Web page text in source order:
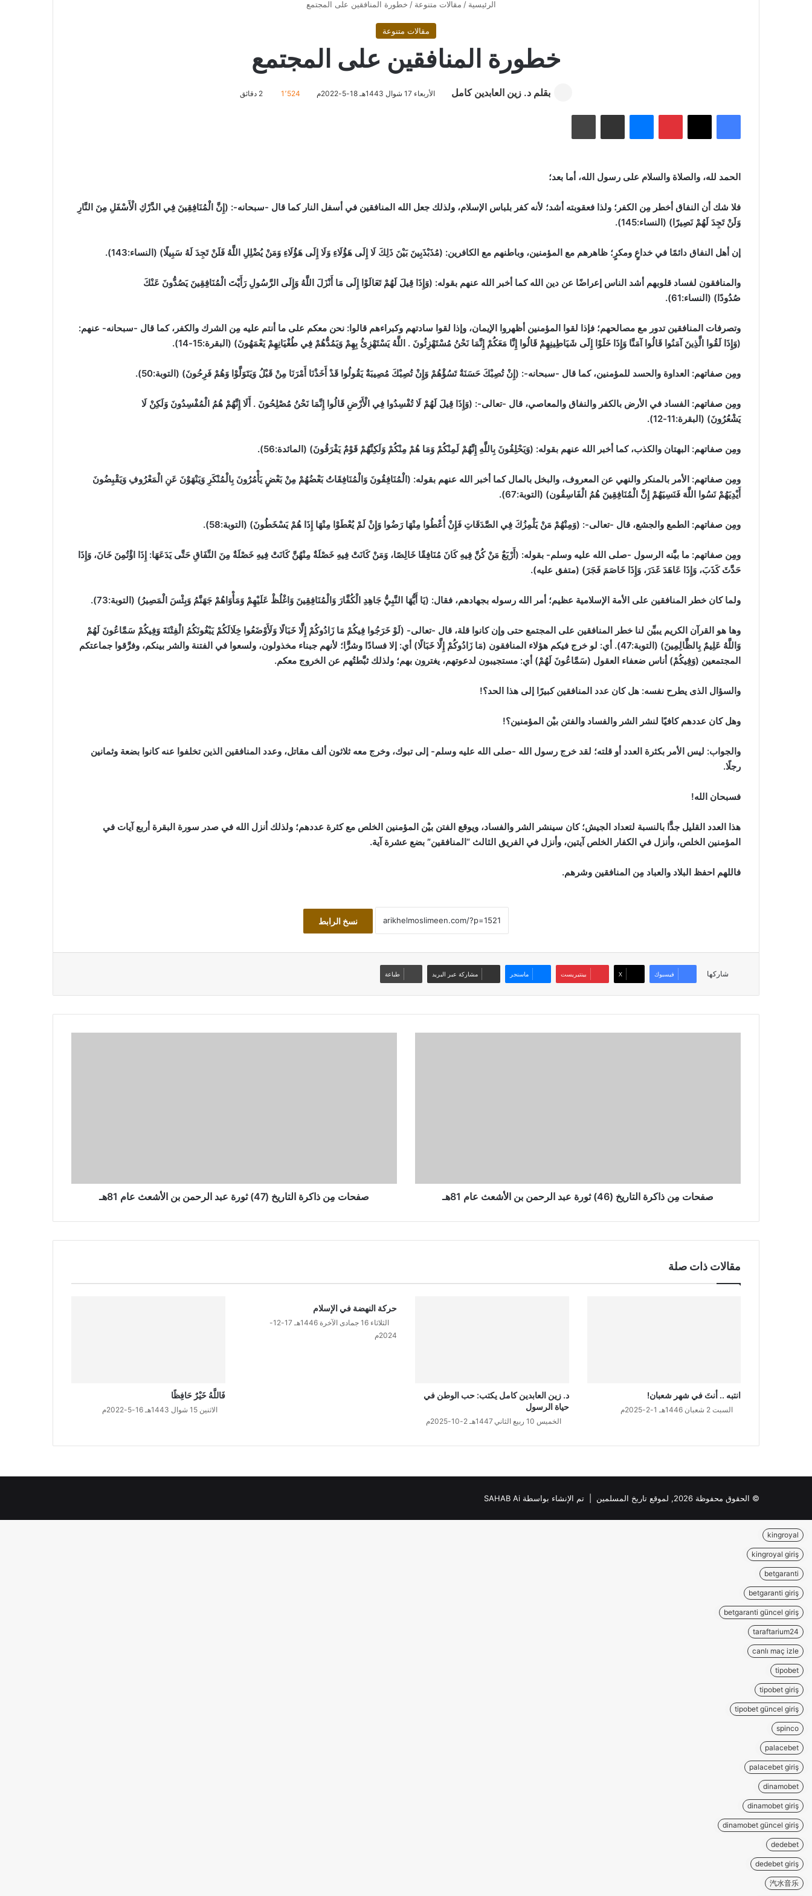
الرئيسية / مقالات متنوعة / خطورة المنافقين على المجتمع
مقالات متنوعة
خطورة المنافقين على المجتمع
بقلم د. زين العابدين كامل الأربعاء 17 شوال 1443هـ 18-5-2022م 1٬524
فيسبوك ‫X بينتيريستماسنجر مشاركة عبر البريد طباعة
الحمد لله، والصلاة والسلام على رسول الله، أما بعد؛
فلا شك أن النفاق أخطر مِن الكفر؛ ولذا فعقوبته أشد؛ لأنه كفر بلباس الإسلام، ولذلك جعل الله المنافقين في أسفل النار كما قال -سبحانه-: (إِنَّ الْمُنَافِقِينَ فِي الدَّرْكِ الْأَسْفَلِ مِنَ النَّارِ
وَلَنْ تَجِدَ لَهُمْ نَصِيرًا) (النساء:145).
إن أهل النفاق دائمًا في خداعٍ ومكرٍ؛ ظاهرهم مع المؤمنين، وباطنهم مع الكافرين: (مُذَبْذَبِينَ بَيْنَ ذَلِكَ لَا إِلَى هَؤُلَاءِ وَلَا إِلَى هَؤُلَاءِ وَمَنْ يُضْلِلِ اللَّهُ فَلَنْ تَجِدَ لَهُ سَبِيلًا) (النساء:143).
والمنافقون لفساد قلوبهم أشد الناس إعراضًا عن دين الله كما أخبر الله عنهم بقوله: (وَإِذَا قِيلَ لَهُمْ تَعَالَوْا إِلَى مَا أَنْزَلَ اللَّهُ وَإِلَى الرَّسُولِ رَأَيْتَ الْمُنَافِقِينَ يَصُدُّونَ عَنْكَ
صُدُودًا) (النساء:61).
وتصرفات المنافقين تدور مع مصالحهم؛ فإذا لقوا المؤمنين أظهروا الإيمان، وإذا لقوا سادتهم وكبراءهم قالوا: نحن معكم على ما أنتم عليه مِن الشرك والكفر، كما قال -سبحانه- عنهم:
(وَإِذَا لَقُوا الَّذِينَ آمَنُوا قَالُوا آمَنَّا وَإِذَا خَلَوْا إِلَى شَيَاطِينِهِمْ قَالُوا إِنَّا مَعَكُمْ إِنَّمَا نَحْنُ مُسْتَهْزِئُونَ . اللَّهُ يَسْتَهْزِئُ بِهِمْ وَيَمُدُّهُمْ فِي طُغْيَانِهِمْ يَعْمَهُونَ) (البقرة:15-14).
ومِن صفاتهم: العداوة والحسد للمؤمنين، كما قال -سبحانه-: (إِنْ تُصِبْكَ حَسَنَةٌ تَسُؤْهُمْ وَإِنْ تُصِبْكَ مُصِيبَةٌ يَقُولُوا قَدْ أَخَذْنَا أَمْرَنَا مِنْ قَبْلُ وَيَتَوَلَّوْا وَهُمْ فَرِحُونَ) (التوبة:50).
ومِن صفاتهم: الفساد في الأرض بالكفر والنفاق والمعاصي، قال -تعالى-: (وَإِذَا قِيلَ لَهُمْ لَا تُفْسِدُوا فِي الْأَرْضِ قَالُوا إِنَّمَا نَحْنُ مُصْلِحُونَ . أَلَا إِنَّهُمْ هُمُ الْمُفْسِدُونَ وَلَكِنْ لَا
يَشْعُرُونَ) (البقرة:11-12).
ومِن صفاتهم: البهتان والكذب، كما أخبر الله عنهم بقوله: (وَيَحْلِفُونَ بِاللَّهِ إِنَّهُمْ لَمِنْكُمْ وَمَا هُمْ مِنْكُمْ وَلَكِنَّهُمْ قَوْمٌ يَفْرَقُونَ) (المائدة:56).
ومِن صفاتهم: الأمر بالمنكر والنهي عن المعروف، والبخل بالمال كما أخبر الله عنهم بقوله: (الْمُنَافِقُونَ وَالْمُنَافِقَاتُ بَعْضُهُمْ مِنْ بَعْضٍ يَأْمُرُونَ بِالْمُنْكَرِ وَيَنْهَوْنَ عَنِ الْمَعْرُوفِ وَيَقْبِضُونَ
أَيْدِيَهُمْ نَسُوا اللَّهَ فَنَسِيَهُمْ إِنَّ الْمُنَافِقِينَ هُمُ الْفَاسِقُون) (التوبة:67).
ومِن صفاتهم: الطمع والجشع، قال -تعالى-: (وَمِنْهُمْ مَنْ يَلْمِزُكَ فِي الصَّدَقَاتِ فَإِنْ أُعْطُوا مِنْهَا رَضُوا وَإِنْ لَمْ يُعْطَوْا مِنْهَا إِذَا هُمْ يَسْخَطُونَ) (التوبة:58).
ومِن صفاتهم: ما بيَّنه الرسول -صلى الله عليه وسلم- بقوله: (أَرْبَعٌ مَنْ كُنَّ فِيهِ كَانَ مُنَافِقًا خَالِصًا، وَمَنْ كَانَتْ فِيهِ خَصْلَةٌ مِنْهُنَّ كَانَتْ فِيهِ خَصْلَةٌ مِنَ النِّفَاقِ حَتَّى يَدَعَهَا: إِذَا اؤْتُمِنَ خَانَ، وَإِذَا
حَدَّثَ كَذَبَ، وَإِذَا عَاهَدَ غَدَرَ، وَإِذَا خَاصَمَ فَجَرَ) (متفق عليه).
ولما كان خطر المنافقين على الأمة الإسلامية عظيم؛ أمر الله رسوله بجهادهم، فقال: (يَا أَيُّهَا النَّبِيُّ جَاهِدِ الْكُفَّارَ وَالْمُنَافِقِينَ وَاغْلُظْ عَلَيْهِمْ وَمَأْوَاهُمْ جَهَنَّمُ وَبِئْسَ الْمَصِيرُ) (التوبة:73).
وها هو القرآن الكريم يبيِّن لنا خطر المنافقين على المجتمع حتى وإن كانوا قلة، قال -تعالى- (لَوْ خَرَجُوا فِيكُمْ مَا زَادُوكُمْ إِلَّا خَبَالًا وَلَأَوْضَعُوا خِلَالَكُمْ يَبْغُونَكُمُ الْفِتْنَةَ وَفِيكُمْ سَمَّاعُونَ لَهُمْ
وَاللَّهُ عَلِيمٌ بِالظَّالِمِينَ) (التوبة:47). أي: لو خرج فيكم هؤلاء المنافقون (مَا زَادُوكُمْ إِلَّا خَبَالًا) أي: إلا فسادًا وشرًّا؛ لأنهم جبناء مخذولون، ولسعوا في الفتنة والشر بينكم، وفرَّقوا جماعتكم
المجتمعين (وَفِيكُمْ) أناس ضعفاء العقول (سَمَّاعُونَ لَهُمْ) أي: مستجيبون لدعوتهم، يغترون بهم؛ ولذلك ثبَّطتُهم عن الخروج معكم.
والسؤال الذى يطرح نفسه: هل كان عدد المنافقين كبيرًا إلى هذا الحد؟!
وهل كان عددهم كافيًا لنشر الشر والفساد والفتن بيْن المؤمنين؟!
والجواب: ليس الأمر بكثرة العدد أو قلته؛ لقد خرج رسول الله -صلى الله عليه وسلم- إلى تبوك، وخرج معه ثلاثون ألف مقاتل، وعدد المنافقين الذين تخلفوا عنه كانوا بضعة وثمانين
رجلًا.
فسبحان الله!
هذا العدد القليل جدًّا بالنسبة لتعداد الجيش؛ كان سينشر الشر والفساد، ويوقع الفتن بيْن المؤمنين الخلص مع كثرة عددهم؛ ولذلك أنزل الله في صدر سورة البقرة أربع آيات في
المؤمنين الخلص، وأنزل في الكفار الخلص آيتين، وأنزل في الفريق الثالث “المنافقين” بضع عشرة آية.
فاللهم احفظ البلاد والعباد مِن المنافقين وشرهم.
نسخ الرابط
شاركها فيسبوك ‫X بينتيريست ماسنجر مشاركة عبر البريد طباعة
صفحات مِن ذاكرة التاريخ (46) ثورة عبد الرحمن بن الأشعث عام 81هـ صفحات مِن ذاكرة التاريخ (47) ثورة عبد الرحمن بن الأشعث عام 81هـ
مقالات ذات صلة
انتبه .. أنتَ في شهر شعبان!
السبت 2 شعبان 1446هـ 1-2-2025م
د. زين العابدين كامل يكتب: حب الوطن في
حياة الرسول
الخميس 10 ربيع الثاني 1447هـ 2-10-2025م
حركة النهضة في الإسلام
الثلاثاء 16 جمادى الآخرة 1446هـ 17-12-
2024م
فَاللَّهُ خَيْرٌ حَافِظًا
الاثنين 15 شوال 1443هـ 16-5-2022م
© الحقوق محفوظة 2026, لموقع تاريخ المسلمين | تم الإنشاء بواسطة SAHAB Ai
kingroyal
kingroyal giriş
betgaranti
betgaranti giriş
betgaranti güncel giriş
taraftarium24
canlı maç izle
tipobet
tipobet giriş
tipobet güncel giriş
spinco
palacebet
palacebet giriş
dinamobet
dinamobet giriş
dinamobet güncel giriş
dedebet
dedebet giriş
汽水音乐